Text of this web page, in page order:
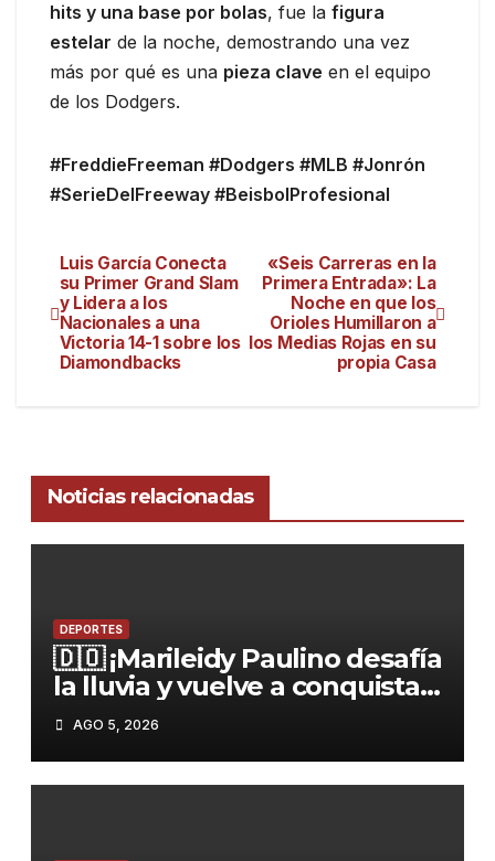
hits y una base por bolas, fue la figura
estelar de la noche, demostrando una vez
más por qué es una pieza clave en el equipo
de los Dodgers.
#FreddieFreeman #Dodgers #MLB #Jonrón
#SerieDelFreeway #BeisbolProfesional
«Seis Carreras en la
Primera Entrada»: La
Noche en que los
Orioles Humillaron a
los Medias Rojas en su
propia Casa
Luis García Conecta
su Primer Grand Slam
y Lidera a los
Nacionales a una
Victoria 14-1 sobre los
Diamondbacks
Noticias relacionadas
DEPORTES
🇩🇴 ¡Marileidy Paulino desafía
la lluvia y vuelve a conquistar
el oro!
AGO 5, 2026